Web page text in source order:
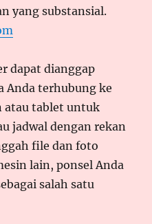
yang substansial.
dapat dianggap
Anda terhubung ke
atau tablet untuk
jadwal dengan rekan
file dan foto
lain, ponsel Anda
salah satu